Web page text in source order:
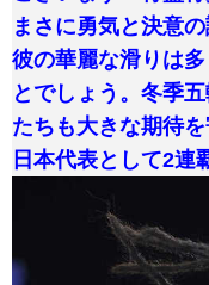
まさに勇気と決意の
彼の華麗な滑りは
とでしょう。冬季
たちも大きな期待を
日本代表として2連